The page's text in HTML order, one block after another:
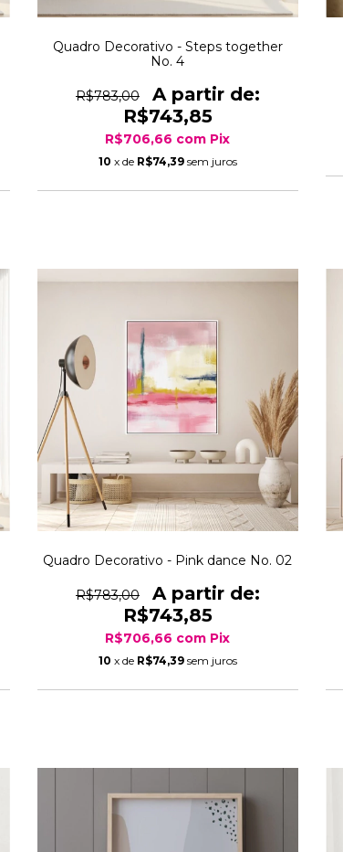
Quadro Decorativo - Steps together
No. 4
R$783,00
R$743,85
R$706,66 com Pix
10 x de R$74,39 sem juros
Quadro Decorativo - Pink dance No. 02
R$783,00
R$743,85
R$706,66 com Pix
10 x de R$74,39 sem juros